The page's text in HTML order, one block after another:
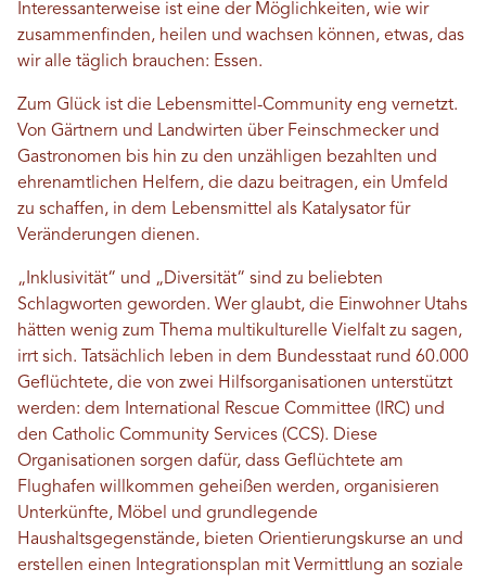
Interessanterweise ist eine der Möglichkeiten, wie wir
zusammenfinden, heilen und wachsen können, etwas, das
wir alle täglich brauchen: Essen.
Zum Glück ist die Lebensmittel-Community eng vernetzt.
Von Gärtnern und Landwirten über Feinschmecker und
Gastronomen bis hin zu den unzähligen bezahlten und
ehrenamtlichen Helfern, die dazu beitragen, ein Umfeld
zu schaffen, in dem Lebensmittel als Katalysator für
Veränderungen dienen.
„Inklusivität“ und „Diversität“ sind zu beliebten
Schlagworten geworden. Wer glaubt, die Einwohner Utahs
hätten wenig zum Thema multikulturelle Vielfalt zu sagen,
irrt sich. Tatsächlich leben in dem Bundesstaat rund 60.000
Geflüchtete, die von zwei Hilfsorganisationen unterstützt
werden: dem International Rescue Committee (IRC) und
den Catholic Community Services (CCS). Diese
Organisationen sorgen dafür, dass Geflüchtete am
Flughafen willkommen geheißen werden, organisieren
Unterkünfte, Möbel und grundlegende
Haushaltsgegenstände, bieten Orientierungskurse an und
erstellen einen Integrationsplan mit Vermittlung an soziale